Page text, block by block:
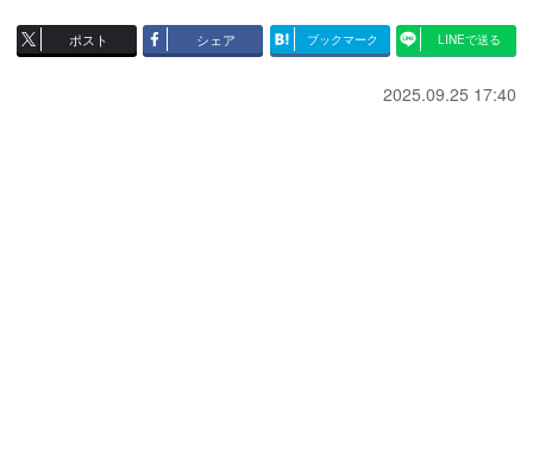
ポスト シェア ブックマーク LINEで送る
2025.09.25 17:40